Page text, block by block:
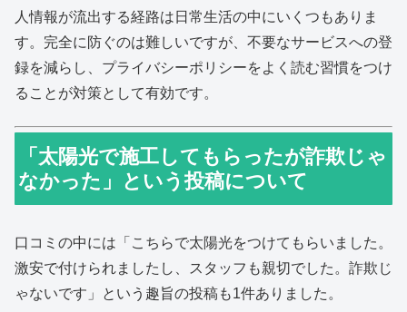
人情報が流出する経路は日常生活の中にいくつもありま
す。完全に防ぐのは難しいですが、不要なサービスへの登
録を減らし、プライバシーポリシーをよく読む習慣をつけ
ることが対策として有効です。
「太陽光で施工してもらったが詐欺じゃ
なかった」という投稿について
口コミの中には「こちらで太陽光をつけてもらいました。
激安で付けられましたし、スタッフも親切でした。詐欺じ
ゃないです」という趣旨の投稿も1件ありました。